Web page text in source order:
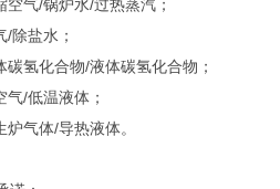
空气/锅炉水/过热蒸汽；
/除盐水；
碳氢化合物/液体碳氢化合物；
气/低温液体；
炉气体/导热液体。